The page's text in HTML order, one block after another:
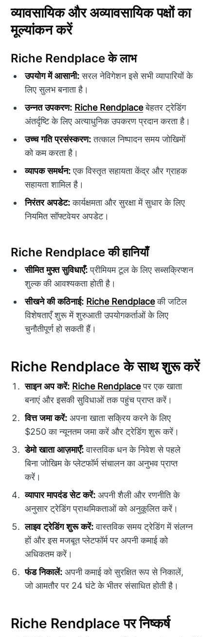
व्यावसायिक और अव्यावसायिक पक्षों का
मूल्यांकन करें
Riche Rendplace के लाभ
उपयोग में आसानी:सरल नेविगेशन इसे सभी व्यापारियों के
लिए सुलभ बनाता है।
उन्नत उपकरण: Riche Rendplaceबेहतर ट्रेडिंग
अंतर्दृष्टि के लिए अत्याधुनिक उपकरण प्रदान करता है।
उच्च गति प्रसंस्करण:तत्काल निष्पादन समय जोखिमों
को कम करता है।
व्यापक समर्थन:एक विस्तृत सहायता केंद्र और ग्राहक
सहायता शामिल है।
निरंतर अपडेट:कार्यक्षमता और सुरक्षा में सुधार के लिए
नियमित सॉफ्टवेयर अपडेट।
Riche Rendplace की हानियाँ
सीमित मुफ्त सुविधाएँ:प्रीमियम टूल के लिए सब्सक्रिप्शन
शुल्क की आवश्यकता होती है।
सीखने की कठिनाई: Riche Rendplaceकी जटिल
विशेषताएँ शुरू में शुरुआती उपयोगकर्ताओं के लिए
चुनौतीपूर्ण हो सकती हैं।
Riche Rendplace के साथ शुरू करें
साइन अप करें: Riche Rendplaceपर एक खाता
बनाएं और इसकी सुविधाओं तक पहुंच प्राप्त करें।
वित्त जमा करें: अपना खाता सक्रिय करने के लिए
$250 का न्यूनतम जमा करें और ट्रेडिंग शुरू करें।
डेमो खाता आज़माएँ:वास्तविक धन के निवेश से पहले
बिना जोखिम के प्लेटफॉर्म संचालन का अनुभव प्राप्त
करें।
व्यापार मापदंड सेट करें: अपनी शैली और रणनीति के
अनुसार ट्रेडिंग प्राथमिकताओं को अनुकूलित करें।
लाइव ट्रेडिंग शुरू करें:वास्तविक समय ट्रेडिंग में संलग्न
हों और इस मजबूत प्लेटफॉर्म पर अपनी कमाई को
अधिकतम करें।
फंड निकालें: अपनी कमाई को सुरक्षित रूप से निकालें,
जो आमतौर पर 24 घंटे के भीतर संसाधित होती है।
Riche Rendplace पर निष्कर्ष